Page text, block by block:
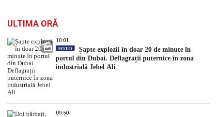
ULTIMA ORĂ
10:01
FOTO
Șapte explozii în doar 20 de minute în
portul din Dubai. Deflagrații puternice în zona
industrială Jebel Ali
09:50